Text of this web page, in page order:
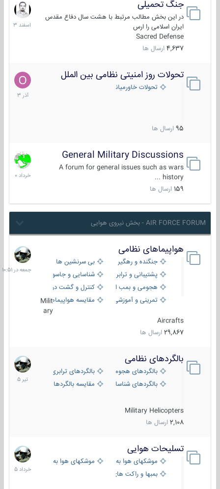
جنگ تحمیلی
در این بخش مطالب مرتبط با هشت سال دفاع مقدس
ایران اسلامی را ارس
Sacred Defense
4,637 ارسال ها
20
اسفند
1403
تحولات روز امنیتی نظامی بین الملل
تحولات خاورمیانه
95 ارسال ها
21
آذر
1403
General Military Discussions
A forum for general issues such as wars
history ...
159 ارسال ها
10
خرداد
1400
AIR FORCE FORUM - بخش نیروی هوایی
هواپیماهای نظامی
جنگنده و رهگیر
بی سرنشین ها
پشتیبانی و ترابری
شناسایی و جاسوسی
هجومی و بمب افکن
کنترل و گشت دریایی
تمرینی و آموزشی
مقایسه هواپیماهاMilit
ary
Aircrafts
29,867 ارسال ها
جمعه
در
10:51
بالگردهای نظامی
بالگردهای هجومی
بالگردهای ترابری
بالگردهای شناسایی
مقایسه بالگردها
Military Helicopters
2,108 ارسال ها
22
تیر
1405
تسلیحات هوایی
موشکهای هوا به هوا
موشکهای هوا به سطح
بمبها و راکت های هوایی
30
خرداد
1405